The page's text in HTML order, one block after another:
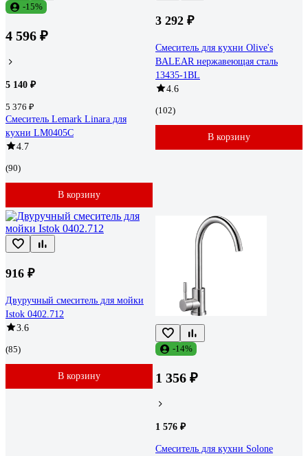
-15%
4 596 ₽
5 140 ₽
5 376 ₽
Смеситель Lemark Linara для
кухни LM0405C
4.7
(90)
В корзину
3 292 ₽
Смеситель для кухни Olive's
BALEAR нержавеющая сталь
13435-1BL
4.6
(102)
В корзину
916 ₽
Двуручный смеситель для мойки
Istok 0402.712
3.6
(85)
В корзину
-14%
1 356 ₽
1 576 ₽
Смеситель для кухни Solone